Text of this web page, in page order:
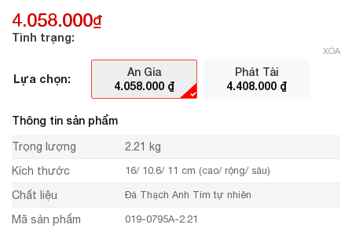
4.058.000₫
Tình trạng:
Lựa chọn:
An Gia
4.058.000 ₫
Phát Tài
4.408.000 ₫
XÓA
Thông tin sản phẩm
Trọng lượng
2.21 kg
Kích thước
16/ 10.6/ 11 cm (cao/ rộng/ sâu)
Chất liệu Đá Thạch Anh Tím tự nhiên
Mã sản phẩm 019-0795A-2.21